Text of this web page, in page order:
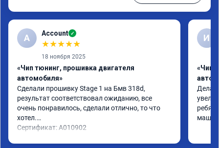
A Account ✓
★★★★★
18 ноября 2025
«Чип тюнинг, прошивка двигателя
автомобиля»
Сделали прошивку Stage 1 на Бмв 318d,
результат соответствовал ожиданию, все
очень понравилось, сделали отлично, то что
хотел.
Сертификат: A010902
И
«Чип